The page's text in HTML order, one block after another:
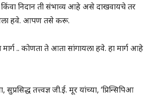
किंवा निदान ती संभाव्य आहे असे दाखवायचे तर
हवे. आपण तसे करू.
.. कोणता ते आता सांगायला हवे. हा मार्ग आहे
तत्त्वज्ञ जी.ई. मूर यांच्या, ‘प्रिन्सिपिआ